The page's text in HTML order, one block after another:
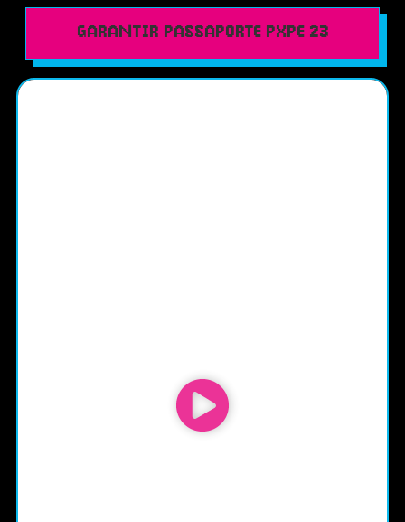
Garantir passaporte PXPE 23